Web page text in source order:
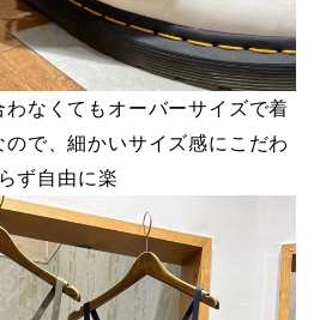
なくてもオーバーサイズで着
で、細かいサイズ感にこだわ
らず自由に楽